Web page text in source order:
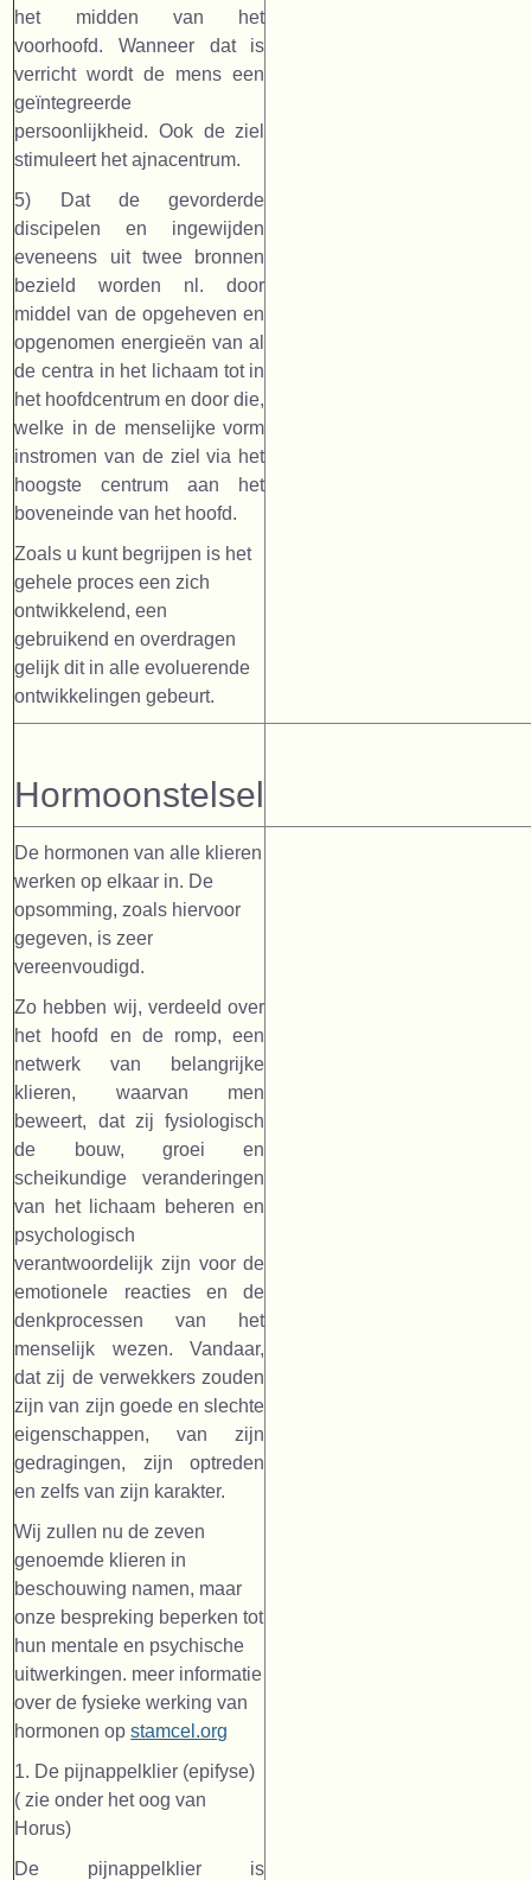
het midden van het
voorhoofd. Wanneer dat is
verricht wordt de mens een
geïntegreerde
persoonlijkheid. Ook de ziel
stimuleert het ajnacentrum.
5) Dat de gevorderde
discipelen en ingewijden
eveneens uit twee bronnen
bezield worden nl. door
middel van de opgeheven en
opgenomen energieën van al
de centra in het lichaam tot in
het hoofdcentrum en door die,
welke in de menselijke vorm
instromen van de ziel via het
hoogste centrum aan het
boveneinde van het hoofd.
Zoals u kunt begrijpen is het
gehele proces een zich
ontwikkelend, een
gebruikend en overdragen
gelijk dit in alle evoluerende
ontwikkelingen gebeurt.
Hormoonstelsel
De hormonen van alle klieren
werken op elkaar in. De
opsomming, zoals hiervoor
gegeven, is zeer
vereenvoudigd.
Zo hebben wij, verdeeld over
het hoofd en de romp, een
netwerk van belangrijke
klieren, waarvan men
beweert, dat zij fysiologisch
de bouw, groei en
scheikundige veranderingen
van het lichaam beheren en
psychologisch
verantwoordelijk zijn voor de
emotionele reacties en de
denkprocessen van het
menselijk wezen. Vandaar,
dat zij de verwekkers zouden
zijn van zijn goede en slechte
eigenschappen, van zijn
gedragingen, zijn optreden
en zelfs van zijn karakter.
Wij zullen nu de zeven
genoemde klieren in
beschouwing namen, maar
onze bespreking beperken tot
hun mentale en psychische
uitwerkingen. meer informatie
over de fysieke werking van
hormonen opstamcel.org
1. De pijnappelklier (epifyse)
( zie onder het oog van
Horus)
De pijnappelklier is